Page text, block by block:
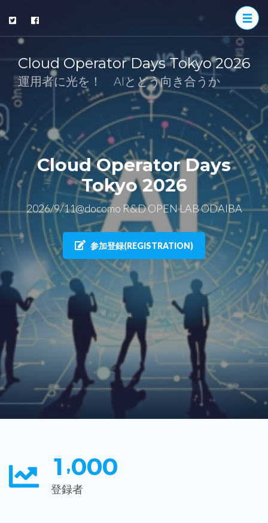
Cloud Operator Days Tokyo 2026
運用者に光を！ AIとどう向き合うか
Cloud Operator Days
Tokyo 2026
2026/9/11@docomo R&D OPEN LAB ODAIBA
参加登録(REGISTRATION)
登録者
1 ,000